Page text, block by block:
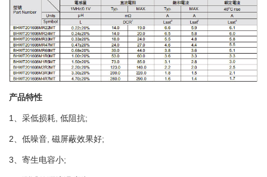
产品特性
1、采低损耗, 低阻抗;
2、低噪音, 磁屏蔽效果好;
3、寄生电容小;